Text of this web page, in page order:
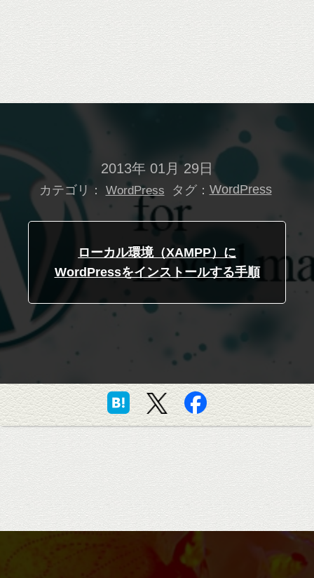
2013年 01月 29日
カテゴリ： WordPress タグ： WordPress
ローカル環境（XAMPP）に
WordPressをインストールする手順